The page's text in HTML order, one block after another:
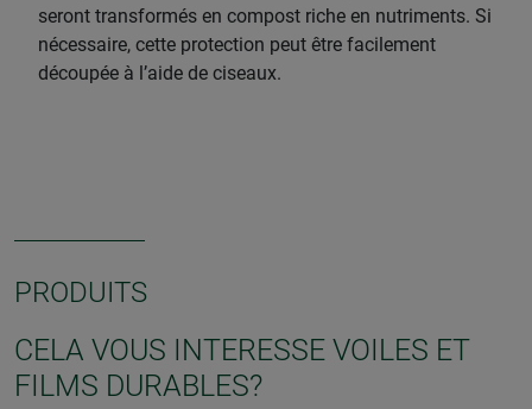
seront transformés en compost riche en nutriments. Si
nécessaire, cette protection peut être facilement
découpée à l’aide de ciseaux.
PRODUITS
CELA VOUS INTERESSE VOILES ET
FILMS DURABLES?